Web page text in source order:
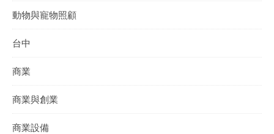
動物與寵物照顧
台中
商業
商業與創業
商業設備